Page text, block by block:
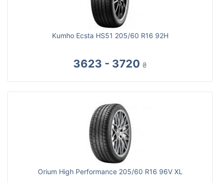
Kumho Ecsta HS51 205/60 R16 92H
3623 - 3720 ₴
Orium High Performance 205/60 R16 96V XL